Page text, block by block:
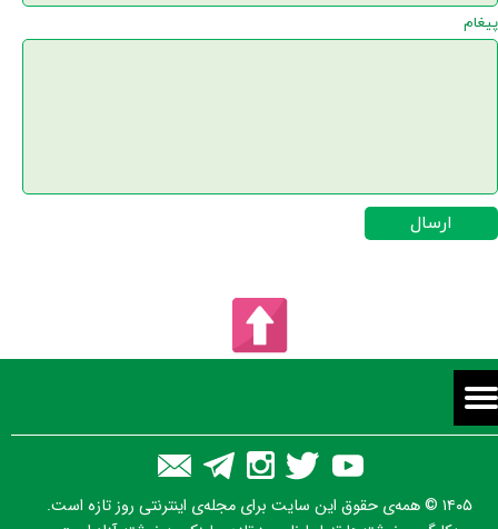
پیغام
ارسال
۱۴۰۵ © همه‌ی حقوق این سایت برای مجله‌ی اینترنتی روز تازه است.